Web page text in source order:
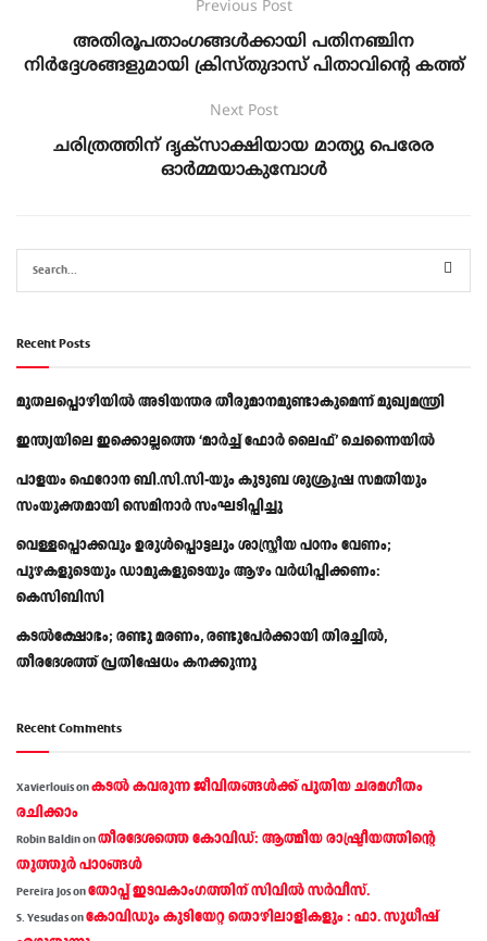
Previous Post
അതിരൂപതാംഗങ്ങൾക്കായി പതിനഞ്ചിന
നിർദ്ദേശങ്ങളുമായി ക്രിസ്തുദാസ് പിതാവിന്റെ കത്ത്
Next Post
ചരിത്രത്തിന് ദൃക്സാക്ഷിയായ മാത്യു പെരേര
ഓർമ്മയാകുമ്പോൾ
Recent Posts
മുതലപ്പൊഴിയിൽ അടിയന്തര തീരുമാനമുണ്ടാകുമെന്ന് മുഖ്യമന്ത്രി
ഇന്ത്യയിലെ ഇക്കൊല്ലത്തെ ‘മാർച്ച് ഫോർ ലൈഫ്’ ചെന്നൈയിൽ
പാളയം ഫെറോന ബി.സി.സി-യും കുടുബ ശുശ്രൂഷ സമതിയും
സംയുക്തമായി സെമിനാർ സംഘടിപ്പിച്ചു
വെള്ളപ്പൊക്കവും ഉരുള്‍പ്പൊട്ടലും ശാസ്ത്രീയ പഠനം വേണം;
പുഴകളുടെയും ഡാമുകളുടെയും ആഴം വര്‍ധിപ്പിക്കണം:
കെസിബിസി
കടൽക്ഷോഭം; രണ്ടു മരണം, രണ്ടുപേർക്കായി തിരച്ചിൽ,
തീരദേശത്ത് പ്രതിഷേധം കനക്കുന്നു
Recent Comments
Xavierlouisonകടല്‍ കവരുന്ന ജീവിതങ്ങള്‍ക്ക് പുതിയ ചരമഗീതം
രചിക്കാം
Robin Baldinonതീരദേശത്തെ കോവിഡ്: ആത്മീയ രാഷ്ട്രീയത്തിന്റെ
തൂത്തൂര്‍ പാഠങ്ങൾ
Pereira Josonതോപ്പ് ഇടവകാംഗത്തിന് സിവിൽ സർവീസ്.
S. Yesudasonകോവിഡും കുടിയേറ്റ തൊഴിലാളികളും : ഫാ. സുധീഷ്